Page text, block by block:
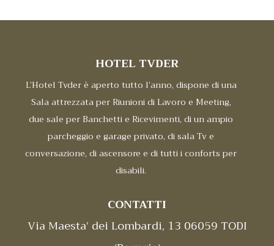
HOTEL TVDER
L’Hotel Tvder è aperto tutto l’anno, dispone di una
Sala attrezzata per Riunioni di Lavoro e Meeting,
due sale per Banchetti e Ricevimenti, di un ampio
parcheggio e garage privato, di sala Tv e
conversazione, di ascensore e di tutti i conforts per
disabili.
CONTATTI
Via Maesta’ dei Lombardi, 13 06059 TODI